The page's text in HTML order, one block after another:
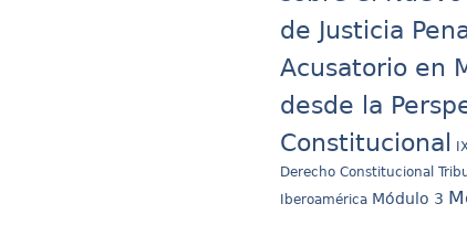
de Justicia
Acusatorio en
desde la
Constitucional
Derecho Constitucional
Iberoamérica Módulo 3